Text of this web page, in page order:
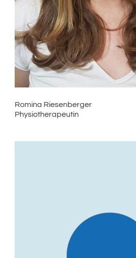
Romina Riesenberger
Physiotherapeutin